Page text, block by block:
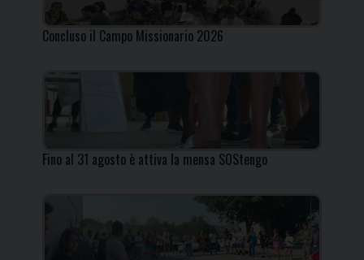
Concluso il Campo Missionario 2026
Fino al 31 agosto è attiva la mensa SOStengo